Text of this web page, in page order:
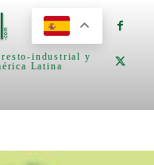
industrial y
Latina